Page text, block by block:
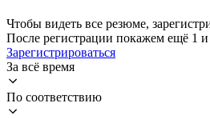
Чтобы видеть все резюме,
После регистрации покажем ещё 1
Зарегистрироваться
За всё время
По соответствию